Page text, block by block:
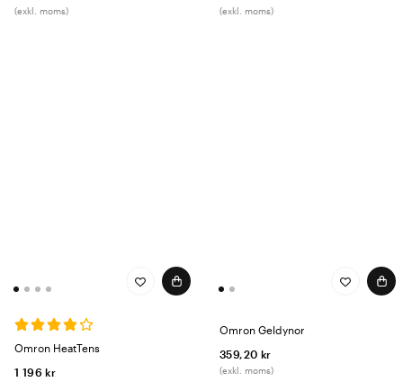
(exkl. moms) (exkl. moms)
Omron HeatTens
1 196 kr
Omron Geldynor
359,20 kr
(exkl. moms)